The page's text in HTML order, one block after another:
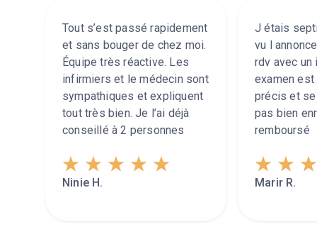
Tout s’est passé rapidement
et sans bouger de chez moi.
Équipe très réactive. Les
infirmiers et le médecin sont
sympathiques et expliquent
tout très bien. Je l’ai déjà
conseillé à 2 personnes
Ninie H.
J étais
vu l
rdv avec
examen
précis et
pas bien
remboursé
Marir R.